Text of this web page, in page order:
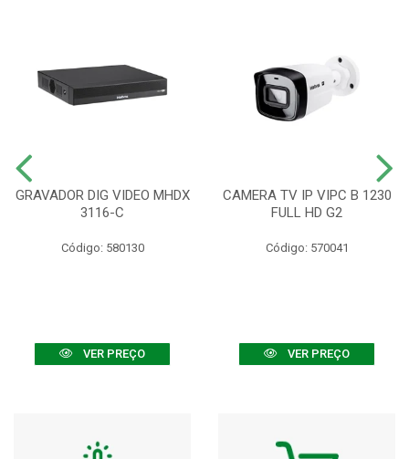
GRAVADOR DIG VIDEO MHDX
3116-C
Código: 580130
VER PREÇO
CAMERA TV IP VIPC B 1230
FULL HD G2
Código: 570041
VER PREÇO